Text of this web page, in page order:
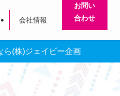
会社情報
お問い
合わせ
ら(株)ジェイビー企画